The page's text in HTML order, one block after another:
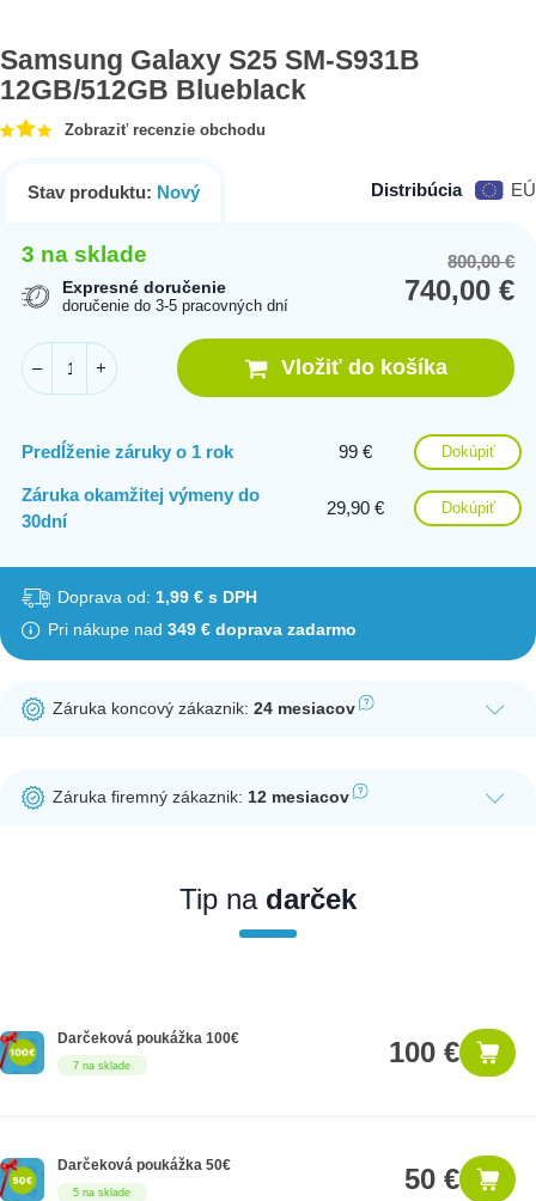
Samsung Galaxy S25 SM-S931B
12GB/512GB Blueblack
Zobraziť recenzie obchodu
Stav produktu: Nový Distribúcia EÚ
3 na sklade
Expresné doručenie
doručenie do 3-5 pracovných dní
800,00€
740,00€
–
+ Vložiť do košíka
Predĺženie záruky o 1 rok 99 € Dokúpiť
Záruka okamžitej výmeny do
30dní
29,90 € Dokúpiť
Doprava od:1,99 € s DPH
Pri nákupe nad 349 € doprava zadarmo
Záruka koncový zákaznik:24 mesiacov
potrebná registrácia zákazníckeho účtu.
Záruka firemný zákaznik: 12 mesiacov
nakupovať ako firemný zákazník, musíte sa pred nákupom
registrovať. Registrácia podlieha overeniu.
Tip nadarček
7 na sklade
Darčeková poukážka 100€ 100 €
5 na sklade
Darčeková poukážka 50€ 50 €